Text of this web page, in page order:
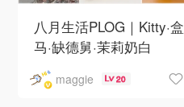
八月生活PLOG｜Kitty·盒
马·缺德舅·茉莉奶白
·Costco·Wendy's
maggie 20